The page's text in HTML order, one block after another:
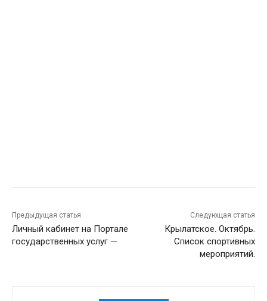
Предыдущая статья
Личный кабинет на Портале
государственных услуг —
Следующая статья
Крылатское. Октябрь.
Список спортивных
мероприятий.